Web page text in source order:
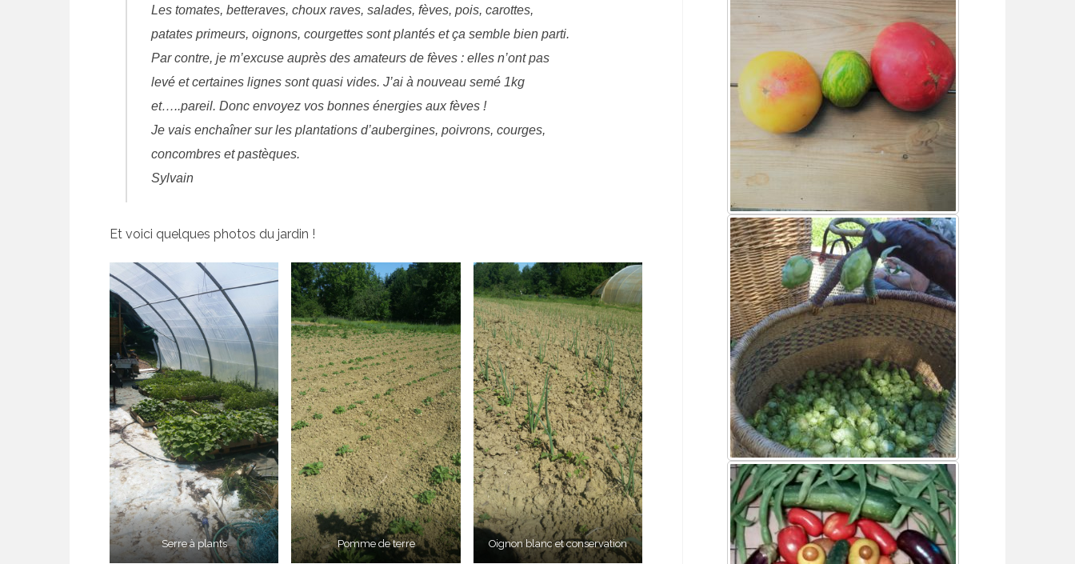
Les tomates, betteraves, choux raves, salades, fèves, pois, carottes,
patates primeurs, oignons, courgettes sont plantés et ça semble bien parti.
Par contre, je m’excuse auprès des amateurs de fèves : elles n’ont pas
levé et certaines lignes sont quasi vides. J’ai à nouveau semé 1kg
et…..pareil. Donc envoyez vos bonnes énergies aux fèves !
Je vais enchaîner sur les plantations d’aubergines, poivrons, courges,
concombres et pastèques.
Sylvain
Et voici quelques photos du jardin !
Serre à plants Pomme de terre Oignon blanc et conservation